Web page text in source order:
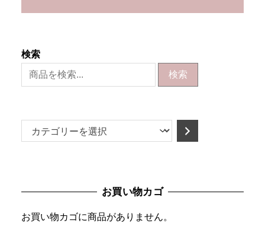
検索
検索
テ
ー
お買い物カゴ
お買い物カゴに商品がありません。